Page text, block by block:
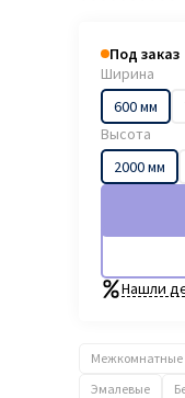
Под заказ
Ширина
600 мм
Высота
2000 мм
Нашли
Межкомнатные
Эмалевые